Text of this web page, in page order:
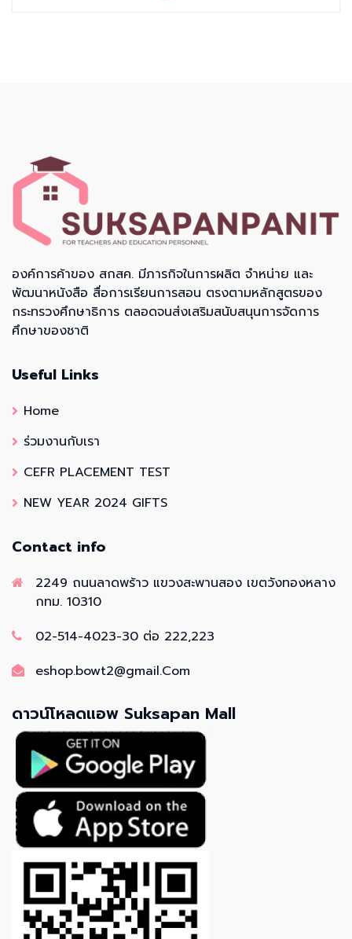
องค์การค้าของ สกสค. มีภารกิจในการผลิต จำหน่าย และ
พัฒนาหนังสือ สื่อการเรียนการสอน ตรงตามหลักสูตรของ
กระทรวงศึกษาธิการ ตลอดจนส่งเสริมสนับสนุนการจัดการ
ศึกษาของชาติ
Useful Links
Home
ร่วมงานกับเรา
CEFR PLACEMENT TEST
NEW YEAR 2024 GIFTS
Contact info
2249 ถนนลาดพร้าว แขวงสะพานสอง เขตวังทองหลาง
กทม. 10310
02-514-4023-30 ต่อ 222,223
eshop.bowt2@gmail.Com
ดาวน์โหลดแอพ Suksapan Mall